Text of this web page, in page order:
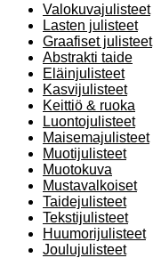
Valokuvajulisteet
Lasten julisteet
Graafiset julisteet
Abstrakti taide
Eläinjulisteet
Kasvijulisteet
Keittiö & ruoka
Luontojulisteet
Maisemajulisteet
Muotijulisteet
Muotokuva
Mustavalkoiset
Taidejulisteet
Tekstijulisteet
Huumorijulisteet
Joulujulisteet